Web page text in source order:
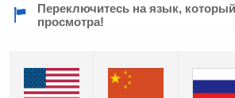
Переключитесь на язык,
просмотра!